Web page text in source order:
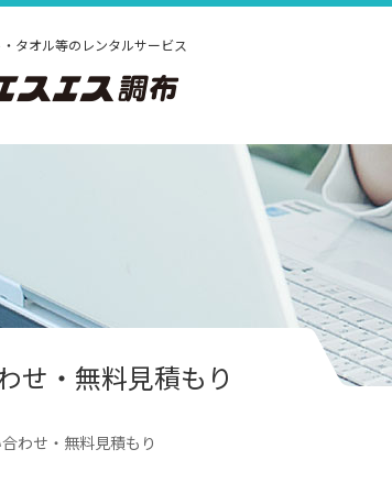
タオル等のレンタルサービス
せ・無料見積もり
わせ・無料見積もり